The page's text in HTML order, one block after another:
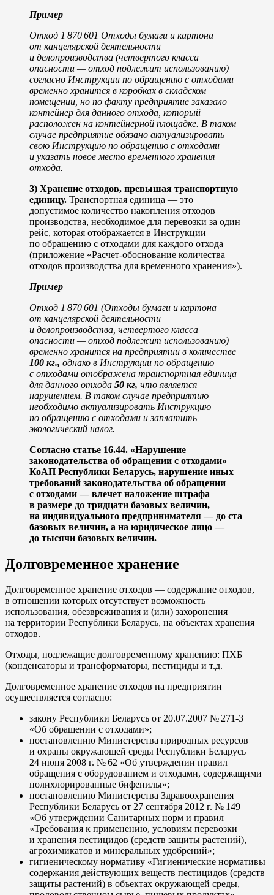
Пример
Отход 1 870 601 Отходы бумаги и картона
от канцелярской деятельности
и делопроизводства (четвертого класса
опасности — отход подлежит использованию)
согласно Инструкции по обращению с отходами
временно хранится в коробках в складском
помещении, но по факту предприятие заказало
контейнер для данного отхода, который
расположен на контейнерной площадке. В таком
случае предприятие обязано актуализировать
свою Инструкцию по обращению с отходами
и указать новое место временного хранения
отхода.
3) Хранение отходов, превышая транспортную
единицу. Транспортная единица — это
допустимое количество накопления отходов
производства, необходимое для перевозки за один
рейс, которая отображается в Инструкции
по обращению с отходами для каждого отхода
(приложение «Расчет-обоснование количества
отходов производства для временного хранения»).
Пример
Отход 1 870 601 (Отходы бумаги и картона
от канцелярской деятельности
и делопроизводства, четвертого класса
опасности — отход подлежит использованию)
временно хранится на предприятии в количестве
100 кг., однако в Инструкции по обращению
с отходами отображена транспортная единица
для данного отхода 50 кг, что является
нарушением. В таком случае предприятию
необходимо актуализировать Инструкцию
по обращению с отходами и заплатить
экологический налог.
Согласно статье 16.44. «Нарушение
законодательства об обращении с отходами»
КоАП Республики Беларусь, нарушение иных
требований законодательства об обращении
с отходами — влечет наложение штрафа
в размере до тридцати базовых величин,
на индивидуального предпринимателя — до ста
базовых величин, а на юридическое лицо —
до тысячи базовых величин.
Долговременное хранение
Долговременное хранение отходов — содержание отходов,
в отношении которых отсутствует возможность
использования, обезвреживания и (или) захоронения
на территории Республики Беларусь, на объектах хранения
отходов.
Отходы, подлежащие долговременному хранению: ПХБ
(конденсаторы и трансформаторы, пестициды и т.д.
Долговременное хранение отходов на предприятии
осуществляется согласно:
закону Республики Беларусь от 20.07.2007 № 271-З
«Об обращении с отходами»;
постановлению Министерства природных ресурсов
и охраны окружающей среды Республики Беларусь
24 июня 2008 г. № 62 «Об утверждении правил
обращения с оборудованием и отходами, содержащими
полихлорированные бифенилы»;
постановлению Министерства Здравоохранения
Республики Беларусь от 27 сентября 2012 г. № 149
«Об утверждении Санитарных норм и правил
«Требования к применению, условиям перевозки
и хранения пестицидов (средств защиты растений),
агрохимикатов и минеральных удобрений»;
гигиеническому нормативу «Гигиенические нормативы
содержания действующих веществ пестицидов (средств
защиты растений) в объектах окружающей среды,